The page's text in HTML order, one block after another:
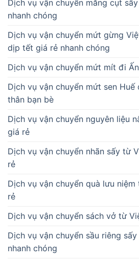
Dịch vụ vận chuyển măng cụt
nhanh chóng
Dịch vụ vận chuyển mứt gừng
dịp tết giá rẻ nhanh chóng
Dịch vụ vận chuyển mứt mít đi
Dịch vụ vận chuyển mứt sen
thân bạn bè
Dịch vụ vận chuyển nguyên liệu
giá rẻ
Dịch vụ vận chuyển nhãn sấy từ
rẻ
Dịch vụ vận chuyển quà lưu
rẻ
Dịch vụ vận chuyển sách vở từ
Dịch vụ vận chuyển sầu riêng
nhanh chóng